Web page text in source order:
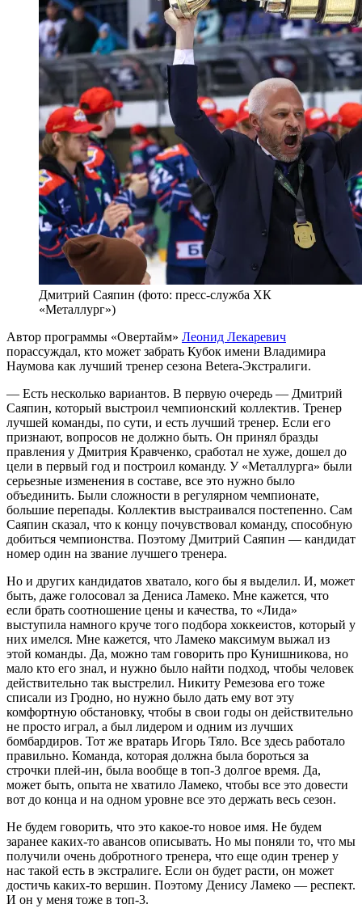
Дмитрий Саяпин (фото: пресс-служба ХК
«Металлург»)
Автор программы «Овертайм» Леонид Лекаревич
порассуждал, кто может забрать Кубок имени Владимира
Наумова как лучший тренер сезона Betera-Экстралиги.
— Есть несколько вариантов. В первую очередь — Дмитрий
Саяпин, который выстроил чемпионский коллектив. Тренер
лучшей команды, по сути, и есть лучший тренер. Если его
признают, вопросов не должно быть. Он принял бразды
правления у Дмитрия Кравченко, сработал не хуже, дошел до
цели в первый год и построил команду. У «Металлурга» были
серьезные изменения в составе, все это нужно было
объединить. Были сложности в регулярном чемпионате,
большие перепады. Коллектив выстраивался постепенно. Сам
Саяпин сказал, что к концу почувствовал команду, способную
добиться чемпионства. Поэтому Дмитрий Саяпин — кандидат
номер один на звание лучшего тренера.
Но и других кандидатов хватало, кого бы я выделил. И, может
быть, даже голосовал за Дениса Ламеко. Мне кажется, что
если брать соотношение цены и качества, то «Лида»
выступила намного круче того подбора хоккеистов, который у
них имелся. Мне кажется, что Ламеко максимум выжал из
этой команды. Да, можно там говорить про Кунишникова, но
мало кто его знал, и нужно было найти подход, чтобы человек
действительно так выстрелил. Никиту Ремезова его тоже
списали из Гродно, но нужно было дать ему вот эту
комфортную обстановку, чтобы в свои годы он действительно
не просто играл, а был лидером и одним из лучших
бомбардиров. Тот же вратарь Игорь Тяло. Все здесь работало
правильно. Команда, которая должна была бороться за
строчки плей-ин, была вообще в топ-3 долгое время. Да,
может быть, опыта не хватило Ламеко, чтобы все это довести
вот до конца и на одном уровне все это держать весь сезон.
Не будем говорить, что это какое-то новое имя. Не будем
заранее каких-то авансов описывать. Но мы поняли то, что мы
получили очень добротного тренера, что еще один тренер у
нас такой есть в экстралиге. Если он будет расти, он может
достичь каких-то вершин. Поэтому Денису Ламеко — респект.
И он у меня тоже в топ-3.